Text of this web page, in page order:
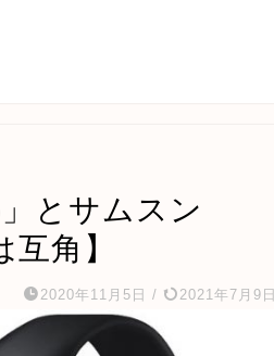
とサムスン
角】
2020年11月5日 / 2021年7月9日